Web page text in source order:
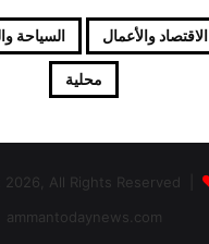
الاقتصاد والأعمال السياحة
محلية
ammantodaynews.com